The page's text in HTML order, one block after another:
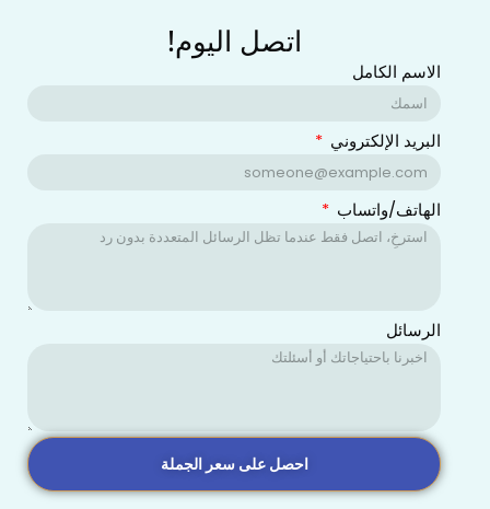
اتصل اليوم!
الاسم الكامل
البريد الإلكتروني
الهاتف/واتساب
الرسائل
احصل على سعر الجملة